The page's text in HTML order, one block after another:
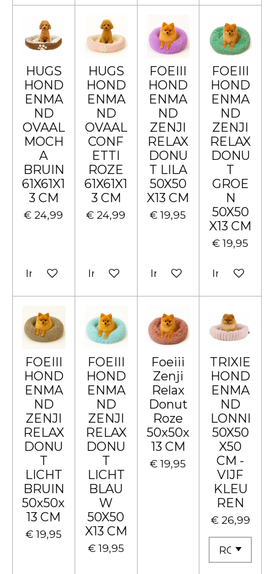
HUGS
HOND
ENMA
ND
OVAAL
MOCH
A
BRUIN
61X61X1
3 CM
€ 24,99
In winkelwagen
HUGS
HOND
ENMA
ND
OVAAL
CONF
ETTI
ROZE
61X61X1
3 CM
€ 24,99
In winkelwagen
FOEIII
HOND
ENMA
ND
ZENJI
RELAX
DONU
T LILA
50X50
X13 CM
€ 19,95
In winkelwagen
FOEIII
HOND
ENMA
ND
ZENJI
RELAX
DONU
T
GROE
N
50X50
X13 CM
€ 19,95
In
FOEIII
HOND
ENMA
ND
ZENJI
RELAX
DONU
T
LICHT
BRUIN
50x50x
13 CM
€ 19,95
FOEIII
HOND
ENMA
ND
ZENJI
RELAX
DONU
T
LICHT
BLAU
W
50X50
X13 CM
€ 19,95
Foeiii
Zenji
Relax
Donut
Roze
50x50x
13 CM
€ 19,95
TRIXIE
HOND
ENMA
ND
LONNI
50X50
X50
CM -
VIJF
KLEU
REN
€ 26,99